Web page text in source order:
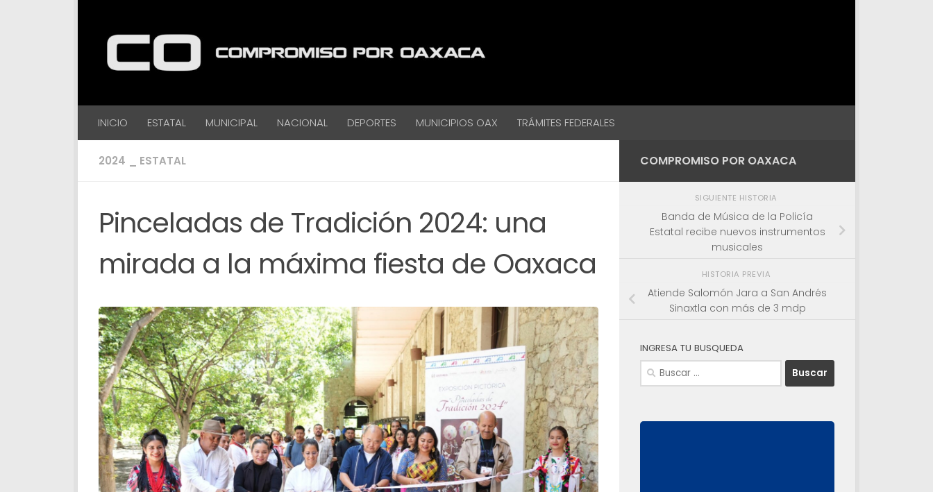
INICIO ESTATAL MUNICIPAL NACIONAL DEPORTES MUNICIPIOS OAX TRÁMITES FEDERALES
2024 _ ESTATAL
Pinceladas de Tradición 2024: una
mirada a la máxima fiesta de Oaxaca
COMPROMISO POR OAXACA
SIGUIENTE HISTORIA
Banda de Música de la Policía
Estatal recibe nuevos instrumentos
musicales
HISTORIA PREVIA
Atiende Salomón Jara a San Andrés
Sinaxtla con más de 3 mdp
INGRESA TU BUSQUEDA
Buscar: